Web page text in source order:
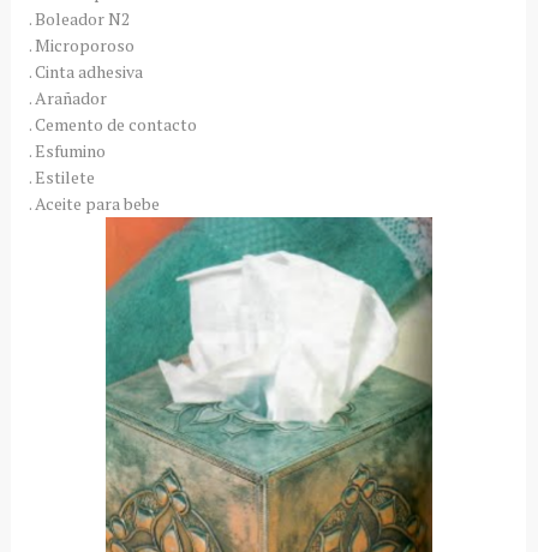
. Boleador N2
. Microporoso
. Cinta adhesiva
. Arañador
. Cemento de contacto
. Esfumino
. Estilete
. Aceite para bebe